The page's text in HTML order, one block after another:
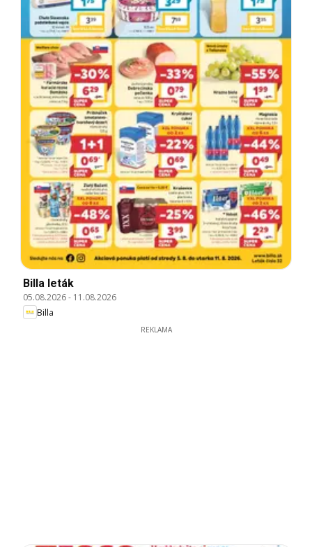
Billa leták
05.08.2026- 11.08.2026
Billa
REKLAMA